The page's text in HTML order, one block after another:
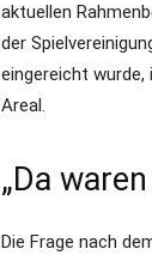
aktuellen
der
eingereicht wurde,
Areal.
„Da
Die Frage nach